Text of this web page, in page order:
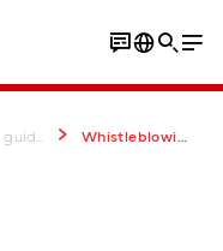
Whistleblowing